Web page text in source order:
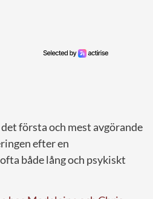
första och mest avgörande
efter en
både lång och psykiskt